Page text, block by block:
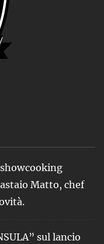
showcooking
Matto, chef
sul lancio